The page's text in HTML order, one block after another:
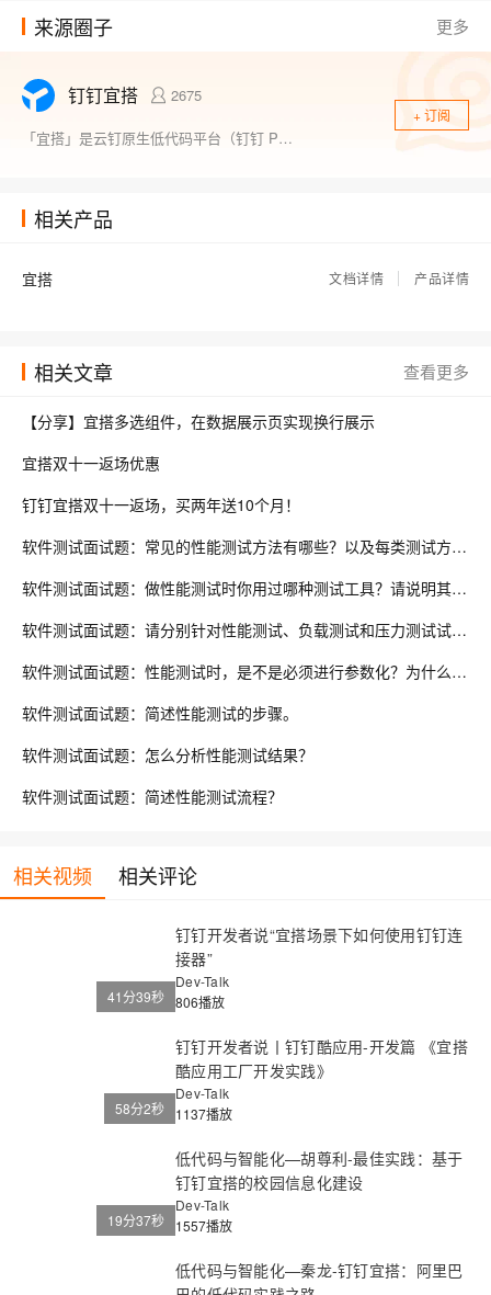
来源圈子 更多
钉钉宜搭 2675
「宜搭」是云钉原生低代码平台（钉钉 PaaS - aPaaS），让企业应用搭建更简单！ 帮助中小企业降本提效，加强组织的数字化自主权； 帮助大型企业释放个体创新力，助力组织创新涌现。
+ 订阅
相关产品
宜搭 文档详情 产品详情
相关文章 查看更多
【分享】宜搭多选组件，在数据展示页实现换行展示
宜搭双十一返场优惠
钉钉宜搭双十一返场，买两年送10个月！
软件测试面试题：常见的性能测试方法有哪些？以及每类测试方法的目的是什么？
软件测试面试题：做性能测试时你用过哪种测试工具？请说明其工作原理或举例说明工作流程。
软件测试面试题：请分别针对性能测试、负载测试和压力测试试举一个简单的例子？
软件测试面试题：性能测试时，是不是必须进行参数化？为什么要创建参数？LoadRunner中如何创建参数？
软件测试面试题：简述性能测试的步骤。
软件测试面试题：怎么分析性能测试结果？
软件测试面试题：简述性能测试流程？
相关视频 相关评论
41分39秒
钉钉开发者说“宜搭场景下如何使用钉钉连
接器”
Dev-Talk
806播放
58分2秒
钉钉开发者说丨钉钉酷应用-开发篇 《宜搭
酷应用工厂开发实践》
Dev-Talk
1137播放
19分37秒
低代码与智能化—胡尊利-最佳实践：基于
钉钉宜搭的校园信息化建设
Dev-Talk
1557播放
低代码与智能化—秦龙-钉钉宜搭：阿里巴